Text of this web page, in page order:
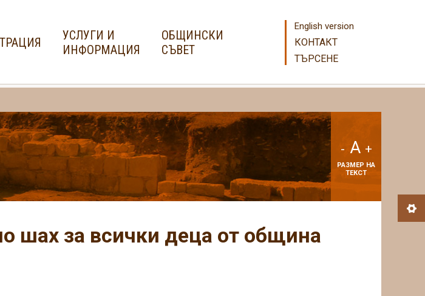
УСЛУГИ И
ИНФОРМАЦИЯ
ОБЩИНСКИ
СЪВЕТ
English version
КОНТАКТ
ТЪРСЕНЕ
- A +
РАЗМЕР НА
ТЕКСТ
шах за всички деца от община